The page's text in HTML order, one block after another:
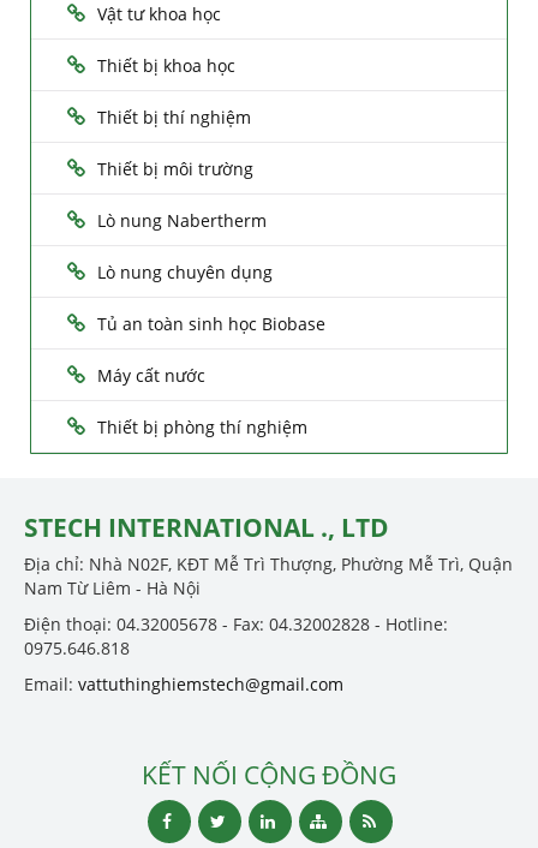
Vật tư khoa học
Thiết bị khoa học
Thiết bị thí nghiệm
Thiết bị môi trường
Lò nung Nabertherm
Lò nung chuyên dụng
Tủ an toàn sinh học Biobase
Máy cất nước
Thiết bị phòng thí nghiệm
STECH INTERNATIONAL ., LTD
Địa chỉ: Nhà N02F, KĐT Mễ Trì Thượng, Phường Mễ Trì, Quận
Nam Từ Liêm - Hà Nội
Điện thoại: 04.32005678 - Fax: 04.32002828 - Hotline:
0975.646.818
Email: vattuthinghiemstech@gmail.com
KẾT NỐI CỘNG ĐỒNG